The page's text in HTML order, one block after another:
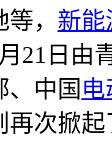
， 新能
21日由
、中国
再次掀